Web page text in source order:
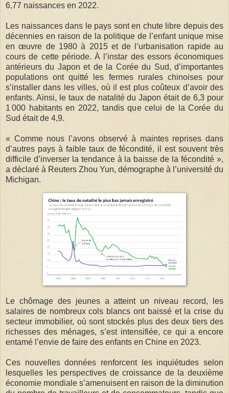
6,77 naissances en 2022.
Les naissances dans le pays sont en chute libre depuis des
décennies en raison de la politique de l’enfant unique mise
en œuvre de 1980 à 2015 et de l’urbanisation rapide au
cours de cette période. À l’instar des essors économiques
antérieurs du Japon et de la Corée du Sud, d’importantes
populations ont quitté les fermes rurales chinoises pour
s’installer dans les villes, où il est plus coûteux d’avoir des
enfants. Ainsi, le taux de natalité du Japon était de 6,3 pour
1 000 habitants en 2022, tandis que celui de la Corée du
Sud était de 4,9.
« Comme nous l’avons observé à maintes reprises dans
d’autres pays à faible taux de fécondité, il est souvent très
difficile d’inverser la tendance à la baisse de la fécondité »,
a déclaré à Reuters Zhou Yun, démographe à l’université du
Michigan.
Le chômage des jeunes a atteint un niveau record, les
salaires de nombreux cols blancs ont baissé et la crise du
secteur immobilier, où sont stockés plus des deux tiers des
richesses des ménages, s’est intensifiée, ce qui a encore
entamé l’envie de faire des enfants en Chine en 2023.
Ces nouvelles données renforcent les inquiétudes selon
lesquelles les perspectives de croissance de la deuxième
économie mondiale s’amenuisent en raison de la diminution